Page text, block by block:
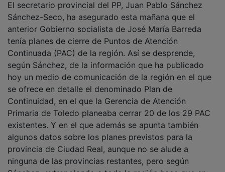
Sánchez-Seco, ha asegurado esta mañana que el
anterior Gobierno socialista de José María Barreda
tenía planes de cierre de Puntos de Atención
Continuada (PAC) de la región. Así se desprende,
según Sánchez, de la información que ha publicado
hoy un medio de comunicación de la región en el que
se ofrece en detalle el denominado Plan de
Continuidad, en el que la Gerencia de Atención
Primaria de Toledo planeaba cerrar 20 de los 29 PAC
existentes. Y en el que además se apunta también
algunos datos sobre los planes previstos para la
provincia de Ciudad Real, aunque no se alude a
ninguna de las provincias restantes, pero según
Sánchez, extrapolando a toda la región hace que en